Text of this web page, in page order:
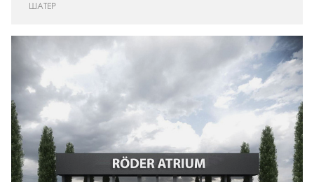
ШАТЕР